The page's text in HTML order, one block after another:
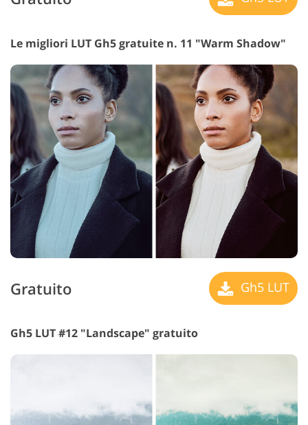
Le migliori LUT Gh5 gratuite n. 11 "Warm Shadow"
Gratuito Gh5 LUT
Gh5 LUT #12 "Landscape" gratuito